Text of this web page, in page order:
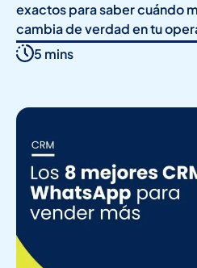
exactos para saber cuándo
cambia de verdad en tu
5 mins